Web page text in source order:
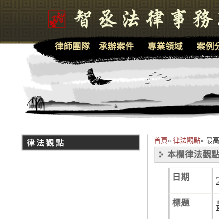
首頁» 律法觀點» 最
本欄律法觀
日期
標題
律師團隊 承辦案件 專業領域 案例